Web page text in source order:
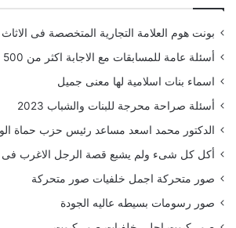
بونت هوم العلامة التجارية المتخصصة فى
أسئلة عامة للمسابقات مع الاجابة اكثر من 500 سؤال
اسماء بنات اسلامية لها معنى جميل
أسئلة صراحة محرجة للبنات والشباب 2023
الدكتور محمد اسعد مساعد رئيس حزب حماة
أكل كل شىء ولم يشبع قصة الرجل الاغرب فى
صور متحركة اجمل خلفيات صور متحركة
صور رسومات بسيطه عاليه الجودة